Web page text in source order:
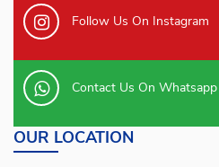
Follow Us On Instagram
Contact Us On Whatsapp
OUR LOCATION